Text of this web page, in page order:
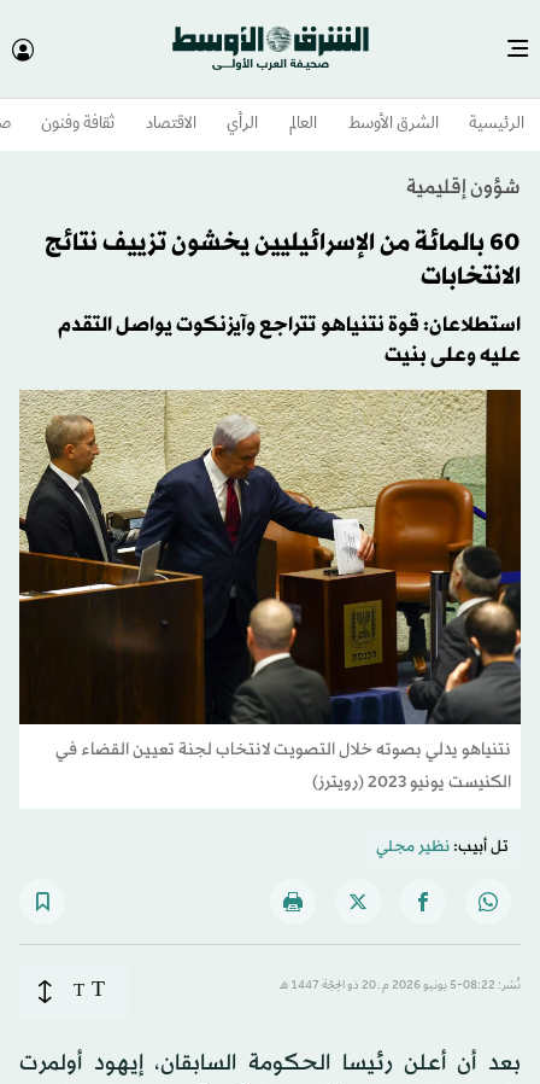
الرئيسية الشرق الأوسط​ العالم الرأي الاقتصاد ثقافة وفنون
شؤون إقليمية
60 بالمائة من الإسرائيليين يخشون تزييف نتائج
الانتخابات
استطلاعان: قوة نتنياهو تتراجع وآيزنكوت يواصل التقدم
عليه وعلى بنيت
نتنياهو يدلي بصوته خلال التصويت لانتخاب لجنة تعيين القضاء في
الكنيست يونيو 2023 (رويترز)
تل أبيب:نظير مجلي
نُشر: 08:22-5 يونيو 2026 م ـ 20 ذو الحِجّة 1447 هـ T
T
بعد أن أعلن رئيسا الحكومة السابقان، إيهود أولمرت